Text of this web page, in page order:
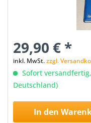
29,90 € *
inkl. MwSt.zzgl.
Sofort
Deutschland)
In den